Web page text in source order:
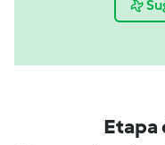
Etapa